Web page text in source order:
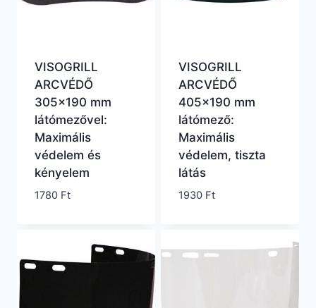
VISOGRILL
ARCVÉDŐ
305×190 mm
látómezővel:
Maximális
védelem és
kényelem
1780 Ft
VISOGRILL
ARCVÉDŐ
405×190 mm
látómező:
Maximális
védelem, tiszta
látás
1930 Ft